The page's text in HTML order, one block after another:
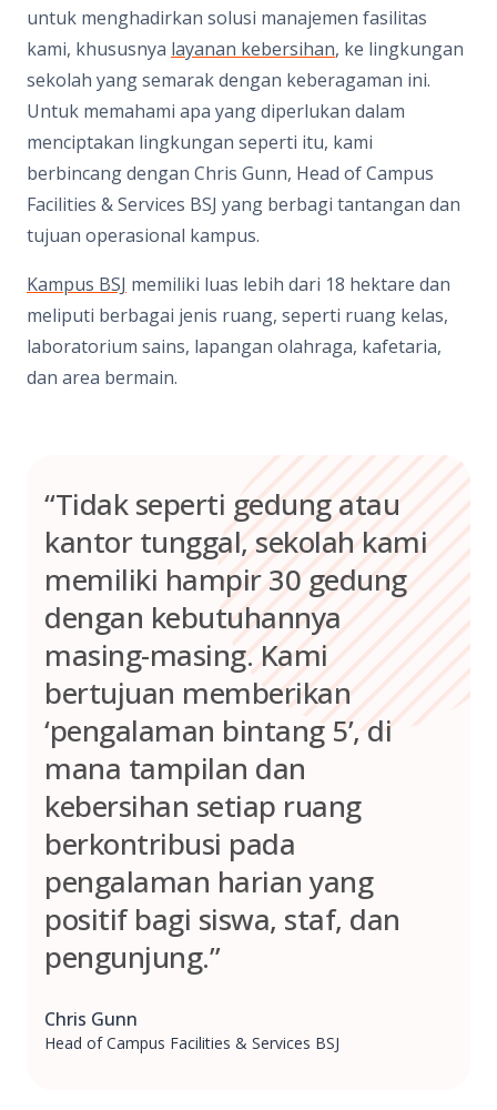
untuk menghadirkan solusi manajemen fasilitas
kami, khususnya layanan kebersihan, ke lingkungan
sekolah yang semarak dengan keberagaman ini.
Untuk memahami apa yang diperlukan dalam
menciptakan lingkungan seperti itu, kami
berbincang dengan Chris Gunn, Head of Campus
Facilities & Services BSJ yang berbagi tantangan dan
tujuan operasional kampus.
Kampus BSJ memiliki luas lebih dari 18 hektare dan
meliputi berbagai jenis ruang, seperti ruang kelas,
laboratorium sains, lapangan olahraga, kafetaria,
dan area bermain.
“Tidak seperti gedung atau
kantor tunggal, sekolah kami
memiliki hampir 30 gedung
dengan kebutuhannya
masing-masing. Kami
bertujuan memberikan
‘pengalaman bintang 5’, di
mana tampilan dan
kebersihan setiap ruang
berkontribusi pada
pengalaman harian yang
positif bagi siswa, staf, dan
pengunjung.”
Chris Gunn
Head of Campus Facilities & Services BSJ